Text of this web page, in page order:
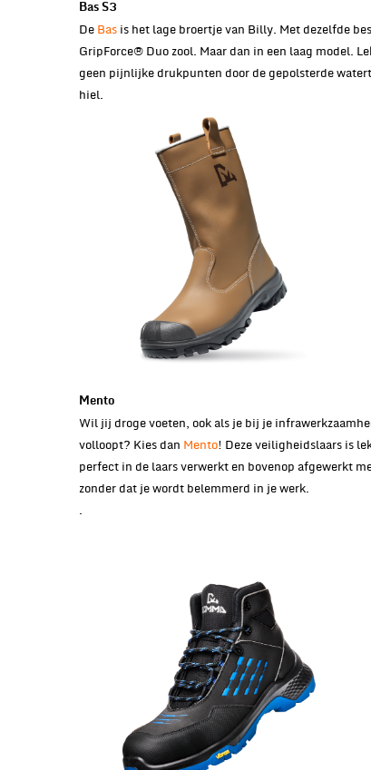
Bas S3
De Bas is het lage broertje van Billy. Met dezelfde
GripForce® Duo zool. Maar dan in een laag model.
geen pijnlijke drukpunten door de gepolsterde
hiel.
Mento
Wil jij droge voeten, ook als je bij je
volloopt? Kies dan Mento! Deze veiligheidslaars is
perfect in de laars verwerkt en bovenop afgewerkt
zonder dat je wordt belemmerd in je werk.
.